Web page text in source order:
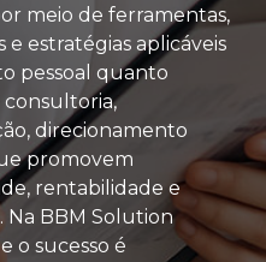
meio de ferramentas,
e estratégias aplicáveis
pessoal quanto
consultoria,
direcionamento
promovem
rentabilidade e
Na BBM Solution
o sucesso é